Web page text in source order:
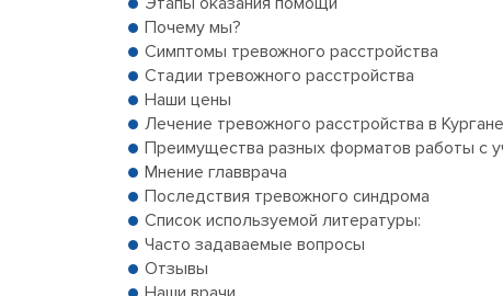
Почему мы?
Симптомы тревожного расстройства
Стадии тревожного расстройства
Наши цены
Лечение тревожного расстройства в Кургане
Преимущества разных форматов работы с
Мнение главврача
Последствия тревожного синдрома
Список используемой литературы:
Часто задаваемые вопросы
Отзывы